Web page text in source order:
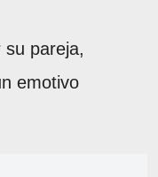
pareja,
emotivo